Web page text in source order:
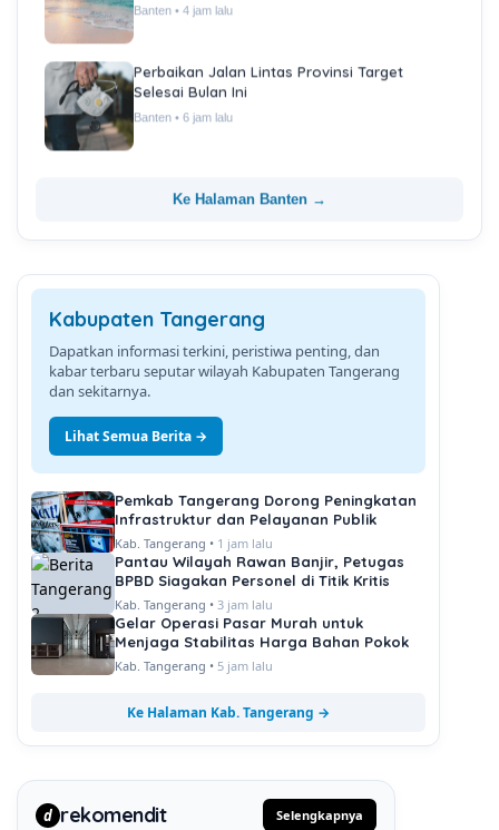
Banten • 4 jam lalu
Perbaikan Jalan Lintas Provinsi Target
Selesai Bulan Ini
Banten • 6 jam lalu
Ke Halaman Banten →
Kabupaten Tangerang
Dapatkan informasi terkini, peristiwa penting, dan
kabar terbaru seputar wilayah Kabupaten Tangerang
dan sekitarnya.
Lihat Semua Berita →
Pemkab Tangerang Dorong Peningkatan
Infrastruktur dan Pelayanan Publik
Kab. Tangerang • 1 jam lalu
Pantau Wilayah Rawan Banjir, Petugas
BPBD Siagakan Personel di Titik Kritis
Kab. Tangerang • 3 jam lalu
Gelar Operasi Pasar Murah untuk
Menjaga Stabilitas Harga Bahan Pokok
Kab. Tangerang • 5 jam lalu
Ke Halaman Kab. Tangerang →
d rekomendit Selengkapnya